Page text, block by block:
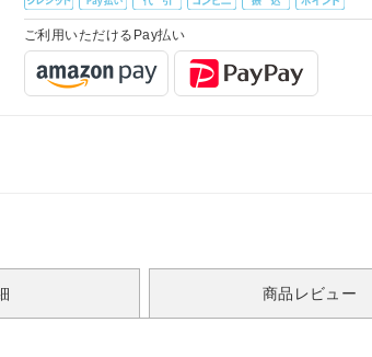
ご利用いただけるPay払い
商品レビュー